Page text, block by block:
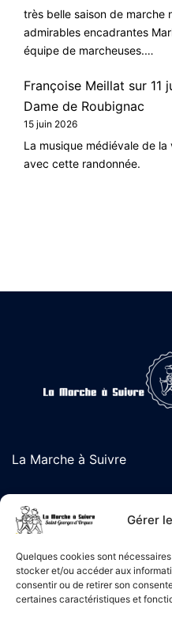
Gérer
Quelques cookies sont
stocker et/ou accéder aux
consentir ou de retirer son
certaines caractéristiques et
très belle saison de marche
admirables encadrantes
équipe de marcheuses.…
Françoise Meillat sur 11
Dame de Roubignac
15 juin 2026
La musique médiévale de
avec cette randonnée.
La Marche à Suivre
L'association de
Liens Utiles